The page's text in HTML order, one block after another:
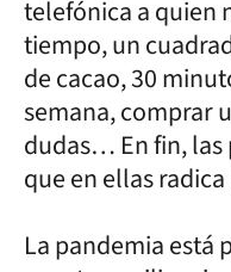
telefónica a quien
tiempo, un
de cacao, 30
semana, comprar
dudas… En fin, las
que en ellas
La pandemia está